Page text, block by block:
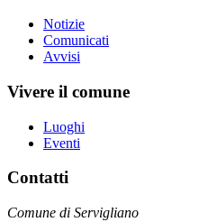
Notizie
Comunicati
Avvisi
Vivere il comune
Luoghi
Eventi
Contatti
Comune di Servigliano